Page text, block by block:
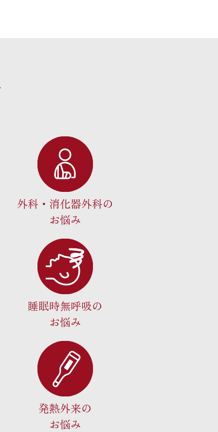
外科・消化器外科の
お悩み
睡眠時無呼吸の
お悩み
発熱外来の
お悩み